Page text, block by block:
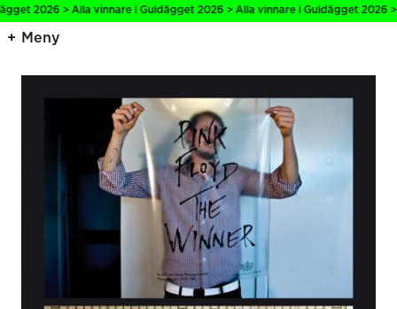
> Alla vinnare i Guldägget 2026 > Alla vinnare i Guldägget 2026 >
Meny